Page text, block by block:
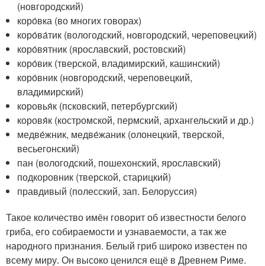
(новгородский)
коро́вка (во многих говорах)
коро́ва́тик (вологодский, новгородский, череповецкий)
коро́вятник (ярославский, ростовский)
коро́вик (тверской, владимирский, кашинский)
коро́вник (новгородский, череповецкий,
владимирский)
коровья́к (псковский, петербургский)
коровя́к (костромской, пермский, архангельский и др.)
медве́жник, медве́жаник (олонецкий, тверской,
весьегонский)
пан (вологодский, пошехонский, ярославский)
подкоровник (тверской, старицкий)
правдивый (полесский, зап. Белоруссия)
Такое количество имён говорит об известности белого
гриба, его собираемости и узнаваемости, а так же
народного признания. Белый гриб широко известен по
всему миру. Он высоко ценился ещё в Древнем Риме.